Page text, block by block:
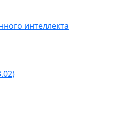
интеллекта